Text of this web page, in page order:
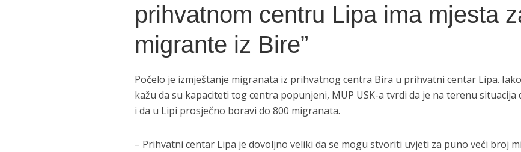
prihvatnom centru Lipa ima mjesta
migrante iz Bire”
Počelo je izmještanje migranata iz prihvatnog centra Bira u prihvatni centar Lipa.
kažu da su kapaciteti tog centra popunjeni, MUP USK-a tvrdi da je na terenu situacija
i da u Lipi prosječno boravi do 800 migranata.
– Prihvatni centar Lipa je dovoljno veliki da se mogu stvoriti uvjeti za puno veći broj